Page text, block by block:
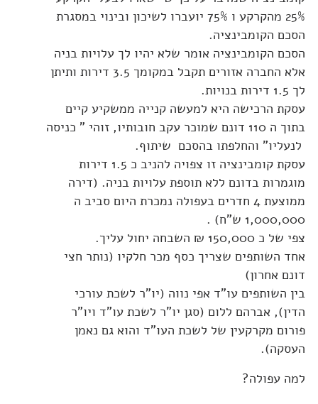
25% מהקרקע ו 75% יועברו לשיכון ובינוי במסגרת
הסכם הקומבינציה.
הסכם הקומבינציה אומר שלא יהיו לך עלויות בניה
אלא החברה אזורים תקבל במקומך 3.5 דירות ותיתן
לך 1.5 דירות בנויות.
עסקת הרכישה היא למעשה קנייה ממשקיע קיים
בתוך ה 110 דונם שמוכר עקב חובותיו, זוהי " כניסה
לנעליו" והחלפתו בהסכם שיתוף.
עסקת קומבינציה זו צפויה להניב כ 1.5 דירות
מוגמרות בדונם ללא תוספת עלויות בניה. (דירה
ממוצעת 4 חדרים בעפולה נמכרת היום סביב ה
1,000,000 ש"ח) .
צפי של כ 150,000 ₪ השבחה יחול עליך.
אחד השותפים שצריך כסף מכר חלקיו (נותר חצי
דונם אחרון)
בין השותפים עו"ד אפי נווה (יו"ר לשכת עורכי
הדין), אברהם ללום (סגן יו"ר לשכת עו"ד ויו"ר
פורום מקרקעין של לשכת העו"ד והוא גם נאמן
העסקה).
למה עפולה?